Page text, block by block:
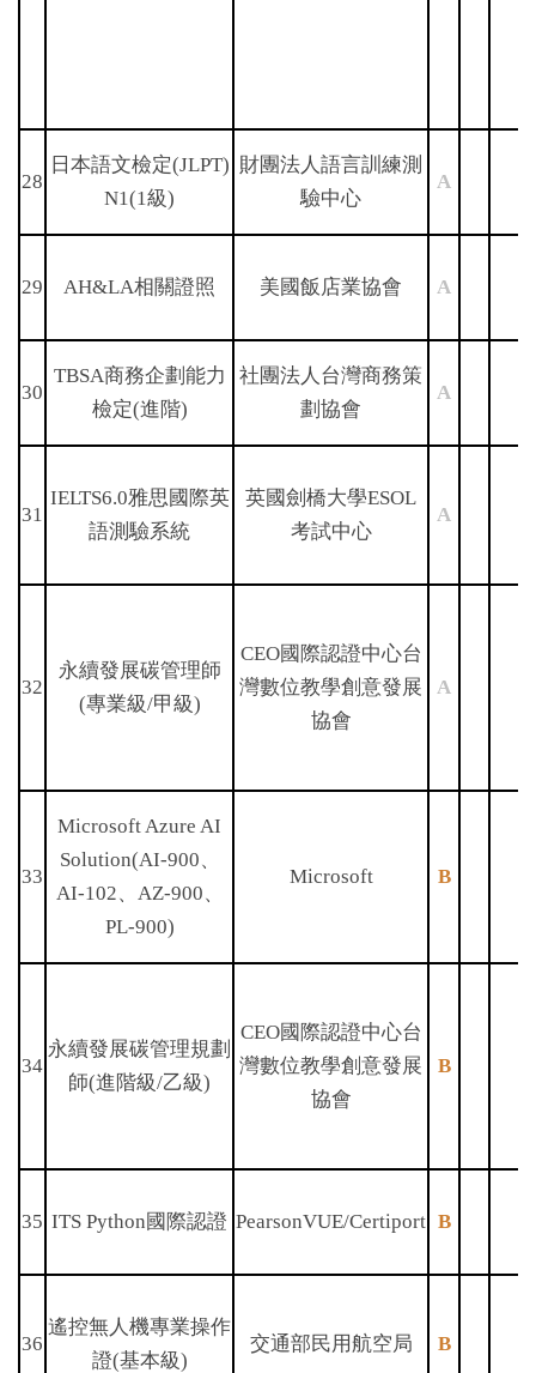
28
日本語文檢定(JLPT)
N1(1級)
財團法人語言訓練測
驗中心
A
29 AH&LA相關證照 美國飯店業協會 A
30
TBSA商務企劃能力
檢定(進階)
社團法人台灣商務策
劃協會
A
31
IELTS6.0雅思國際英
語測驗系統
英國劍橋大學ESOL
考試中心
A
32
永續發展碳管理師
(專業級/甲級)
CEO國際認證中心台
灣數位教學創意發展
協會
A
33
Microsoft Azure AI
Solution(AI-900、
AI-102、AZ-900、
PL-900)
Microsoft B
34
永續發展碳管理規劃
師(進階級/乙級)
CEO國際認證中心台
灣數位教學創意發展
協會
B
35 ITS Python國際認證 PearsonVUE/Certiport B
36
遙控無人機專業操作
證(基本級)
交通部民用航空局 B